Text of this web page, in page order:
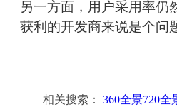
另一方面，用户采用率仍
获利的开发商来说是个问
相关搜索： 360全景720全